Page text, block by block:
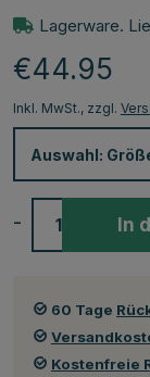
Lagerware.
€44.95
Inkl. MwSt., zzgl.
Auswahl:
- In
60 Tage
Kostenfreie